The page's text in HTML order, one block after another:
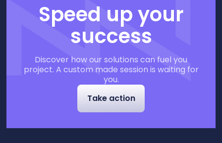
Speed up your
success
Discover how our solutions can fuel you
project. A custom made session is waiting for
you.
Take action